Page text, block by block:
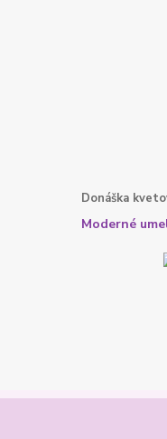
Donáška
Moderné